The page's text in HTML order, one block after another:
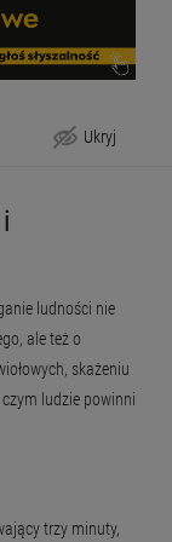
Ukryj
ludności nie
ale też o
skażeniu
ludzie powinni
trzy minuty,